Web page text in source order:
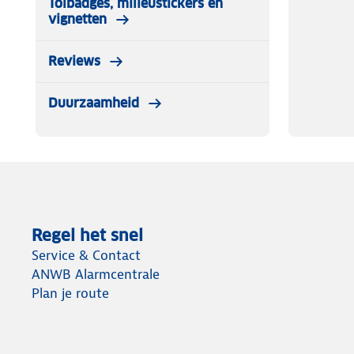
Extreem -5 ° C
Comfort 9 ° C
De mummyslaapzak wordt geleverd met een
Tolbadges, milieustickers en
vignetten
Reviews
Duurzaamheid
Regel het snel
Service & Contact
ANWB Alarmcentrale
Plan je route